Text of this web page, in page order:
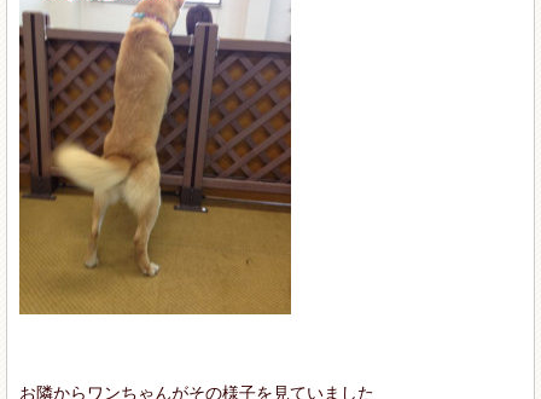
お隣からワンちゃんがその様子を見ていました